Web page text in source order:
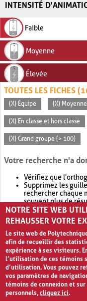
INTENSITÉ
Faible
Moyenne
Élevée
TOUTES LES FICHES
(X) Équipe (X) Moyenne
(X) En classe et hors classe
(X) Grand groupe (> 100)
Votre recherche n'a
Vérifiez que
Supprimez les
rechercher chaque
souvent plus de
Envisagez d'élargir
retournera souvent
NOTRE SITE WEB
REHAUSSER VOTRE
Le site web de
afin de recueillir des
expérience à ses visiteurs.
l’utilisation de ces témoins
d’utilisation. Vous pouvez
vos paramètres de
témoins de connexion et
personnels,cliquez ici.